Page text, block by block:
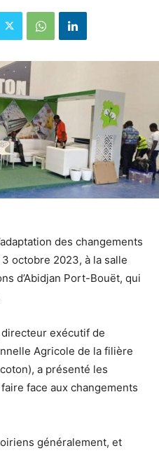
des changements
octobre 2023, à la salle
d’Abidjan Port-Bouët, qui
exécutif de
Agricole de la filière
a présenté les
face aux changements
généralement, et